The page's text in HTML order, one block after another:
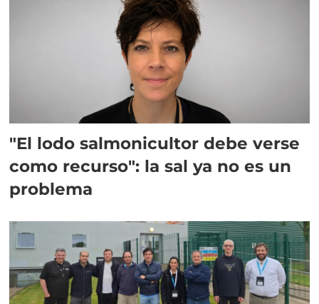
"El lodo salmonicultor debe verse
como recurso": la sal ya no es un
problema